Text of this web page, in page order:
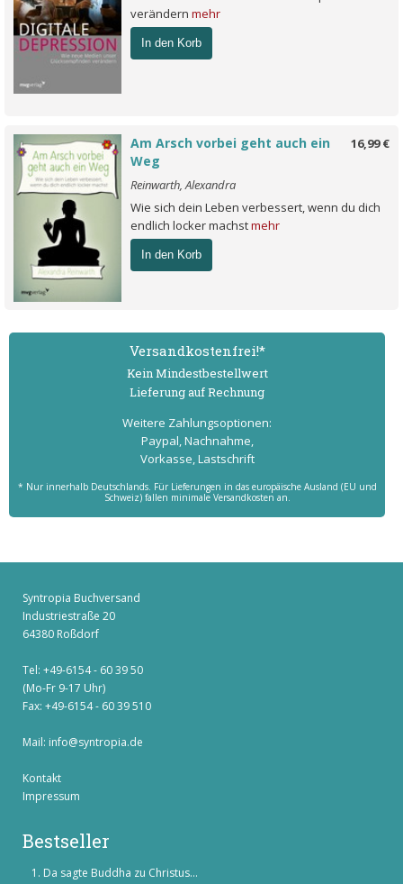
verändern mehr
In den Korb
16,99 €
Am Arsch vorbei geht auch ein
Weg
Reinwarth, Alexandra
Wie sich dein Leben verbessert, wenn du dich
endlich locker machstmehr
In den Korb
Versand­kostenfrei!*
Kein Mindest­bestell­wert
Lieferung auf Rechnung
Weitere Zahlungs­optionen:
Paypal, Nachnahme,
Vorkasse, Lastschrift
* Nur innerhalb Deutschlands. Für Lieferungen in das europäische Ausland (EU und
Schweiz) fallen minimale Versandkosten an.
Syntropia Buchversand
Industriestraße 20
64380 Roßdorf
Tel: +49-6154 - 60 39 50
(Mo-Fr 9-17 Uhr)
Fax: +49-6154 - 60 39 510
Mail: info@syntropia.de
Kontakt
Impressum
Bestseller
Da sagte Buddha zu Christus...